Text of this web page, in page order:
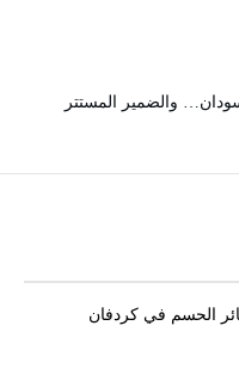
والضمير المستتر
الحسم في كردفان